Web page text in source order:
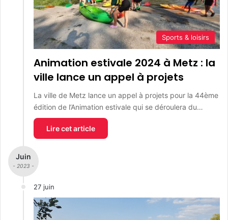
Sports & loisirs
Animation estivale 2024 à Metz : la
ville lance un appel à projets
La ville de Metz lance un appel à projets pour la 44ème
édition de l’Animation estivale qui se déroulera du…
Lire cet article
Juin
- 2023 -
27 juin